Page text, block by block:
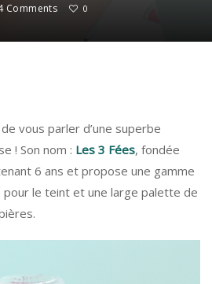
Comments 0
vous parler d’une superbe
! Son nom : Les 3 Fées, fondée
6 ans et propose une gamme
pour le teint et une large palette de